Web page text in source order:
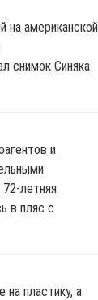
на американской
снимок Синяка
и
72-летняя
в пляс с
на пластику, а